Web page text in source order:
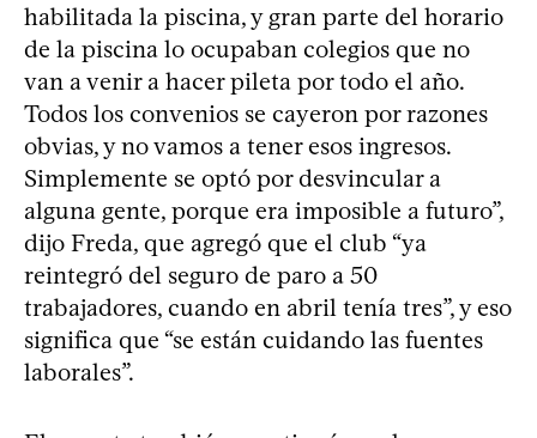
habilitada la piscina, y gran parte del horario
de la piscina lo ocupaban colegios que no
van a venir a hacer pileta por todo el año.
Todos los convenios se cayeron por razones
obvias, y no vamos a tener esos ingresos.
Simplemente se optó por desvincular a
alguna gente, porque era imposible a futuro”,
dijo Freda, que agregó que el club “ya
reintegró del seguro de paro a 50
trabajadores, cuando en abril tenía tres”, y eso
significa que “se están cuidando las fuentes
laborales”.